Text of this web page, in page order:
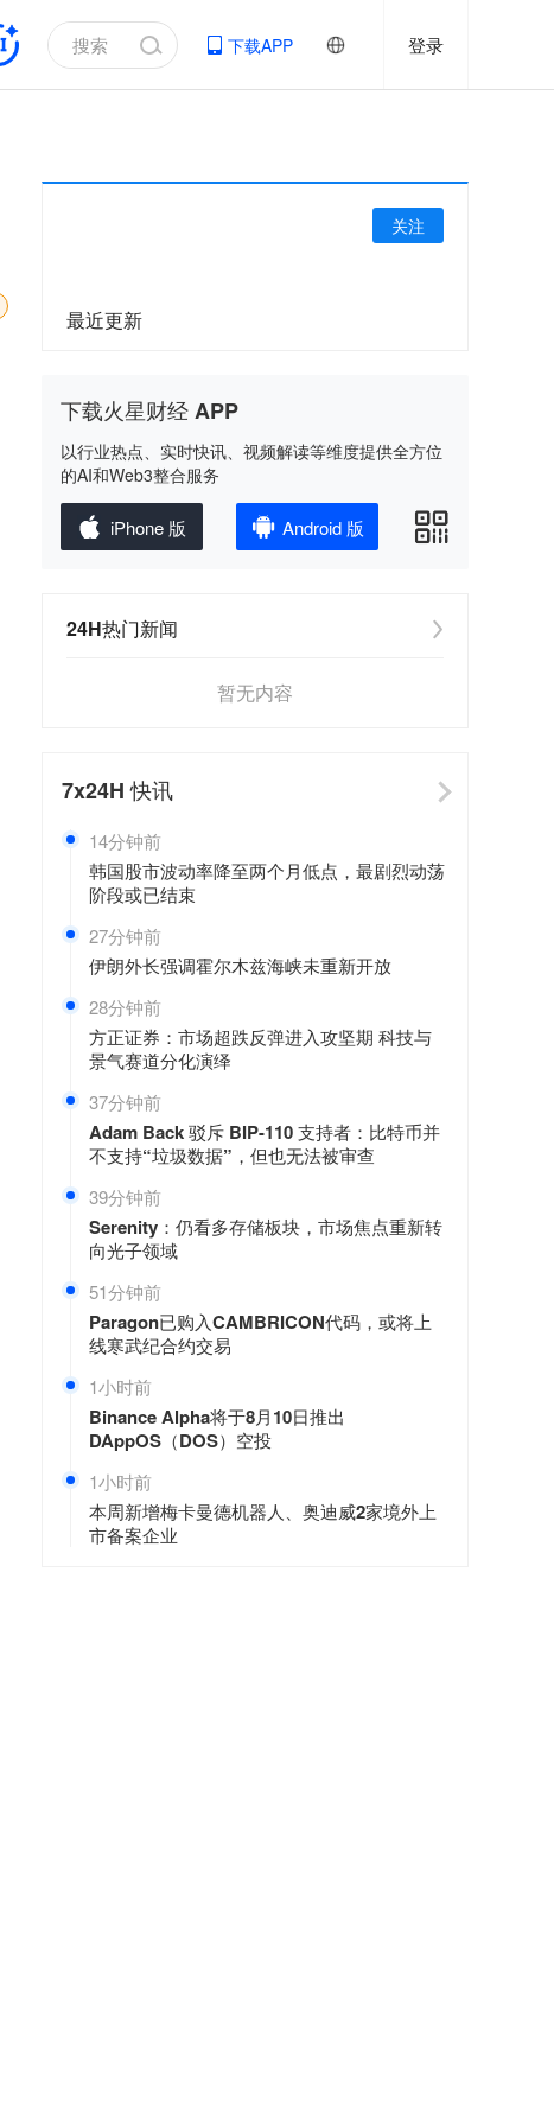
下载APP 登录
关注
最近更新
下载火星财经 APP
以行业热点、实时快讯、视频解读等维度提供全方位
的AI和Web3整合服务
iPhone 版 Android 版
24H热门新闻
暂无内容
7x24H快讯
14分钟前
韩国股市波动率降至两个月低点，最剧烈动荡
阶段或已结束
27分钟前
伊朗外长强调霍尔木兹海峡未重新开放
28分钟前
方正证券：市场超跌反弹进入攻坚期 科技与
景气赛道分化演绎
37分钟前
Adam Back 驳斥 BIP-110 支持者：比特币并
不支持“垃圾数据”，但也无法被审查
39分钟前
Serenity：仍看多存储板块，市场焦点重新转
向光子领域
51分钟前
Paragon已购入CAMBRICON代码，或将上
线寒武纪合约交易
1小时前
Binance Alpha将于8月10日推出
DAppOS（DOS）空投
1小时前
本周新增梅卡曼德机器人、奥迪威2家境外上
市备案企业